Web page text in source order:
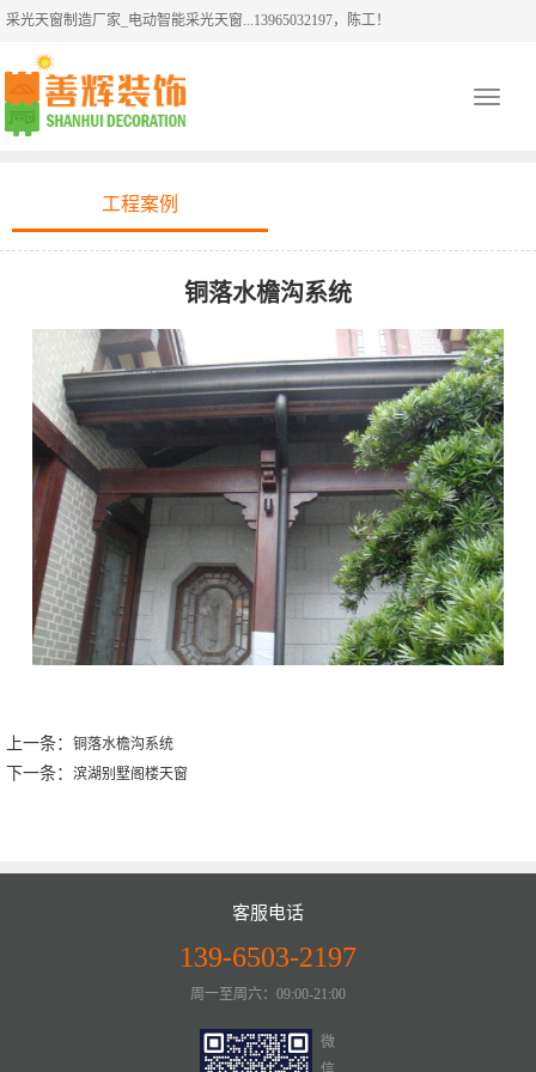
采光天窗制造厂家_电动智能采光天窗...13965032197，陈工！
Toggle
工程案例
铜落水檐沟系统
上一条： 铜落水檐沟系统
下一条： 滨湖别墅阁楼天窗
客服电话
139-6503-2197
周一至周六：09:00-21:00
微